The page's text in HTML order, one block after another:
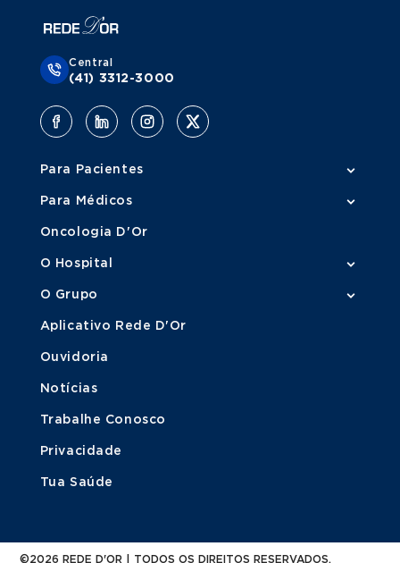
Central
(41) 3312-3000
Para Pacientes
Para Médicos
Oncologia D'Or
O Hospital
O Grupo
Aplicativo Rede D'Or
Ouvidoria
Notícias
Trabalhe Conosco
Privacidade
Tua Saúde
©2026 REDE D'OR | TODOS OS DIREITOS RESERVADOS.